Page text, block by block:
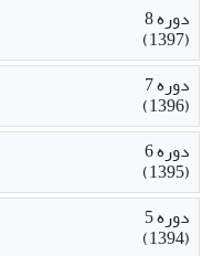
دوره 8
(1397)
دوره 7
(1396)
دوره 6
(1395)
دوره 5
(1394)